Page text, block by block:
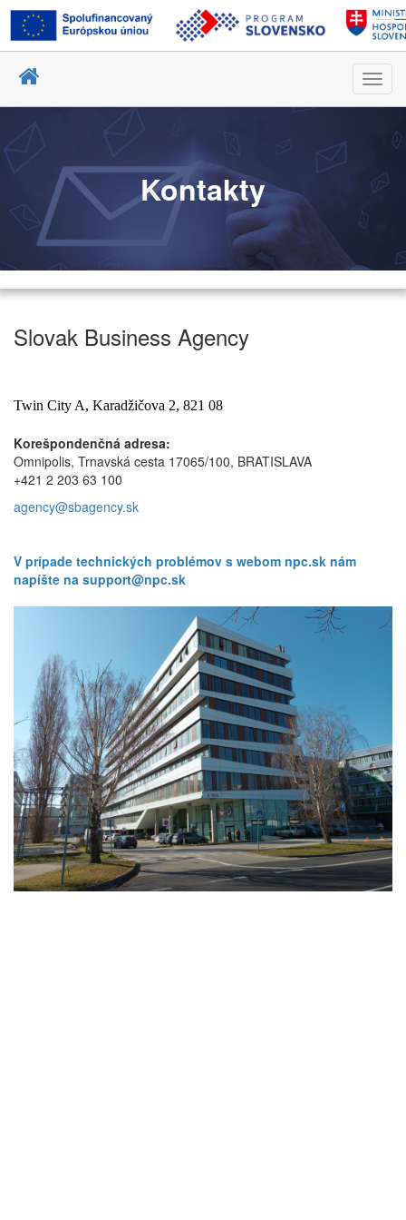
Kontakty
Slovak Business Agency
Twin City A, Karadžičova 2, 821 08
Korešpondenčná adresa:
Omnipolis, Trnavská cesta 17065/100, BRATISLAVA
+421 2 203 63 100
agency@sbagency.sk
V prípade technických problémov s webom npc.sk nám
napíšte na support@npc.sk